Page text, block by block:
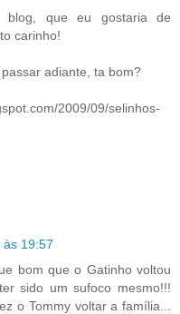
que eu gostaria de
carinho!
adiante, ta bom?
2009/09/selinhos-
19:57
bom que o Gatinho voltou
sido um sufoco mesmo!!!
o Tommy voltar a família...